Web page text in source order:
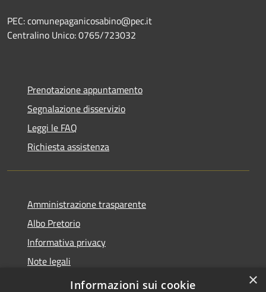
PEC: comunepaganicosabino@pec.it
Centralino Unico: 0765/723032
Prenotazione appuntamento
Segnalazione disservizio
Leggi le FAQ
Richiesta assistenza
Amministrazione trasparente
Albo Pretorio
Informativa privacy
Note legali
Dichiarazione di accessibilità
×
Informazioni sui cookie